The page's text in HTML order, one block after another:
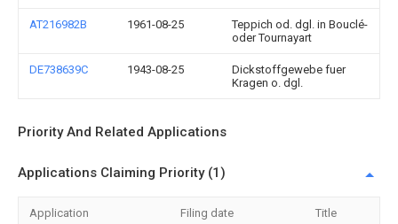
AT216982B 1961-08-25
Teppich od. dgl. in Bouclé-
oder Tournayart
DE738639C 1943-08-25
Dickstoffgewebe fuer
Kragen o. dgl.
Priority And Related Applications
Applications Claiming Priority (1)
Application Filing date Title